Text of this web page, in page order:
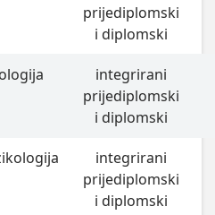
prijediplomski
i diplomski
integrirani
prijediplomski
i diplomski
integrirani
prijediplomski
i diplomski